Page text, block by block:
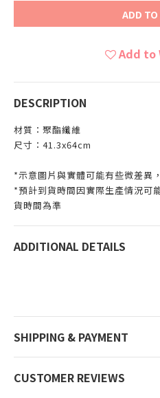
ADD TO
Add to
DESCRIPTION
材質：聚酯纖維
尺寸：41.3x64cm
*示意圖片與實體可能有些微差異
*預計到貨時間因實際生產情況可
貨時間為準
ADDITIONAL DETAILS
SHIPPING & PAYMENT
CUSTOMER REVIEWS